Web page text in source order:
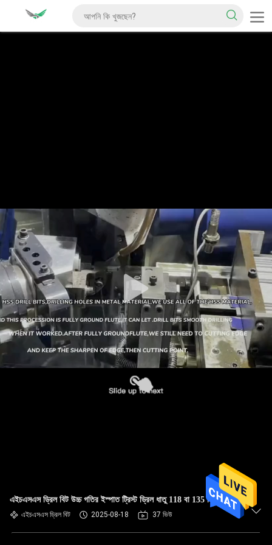
এইচএসএস ড্রিল বিট উচ্চ গতির ইস্পাত ট্রিস্ট ড্রিল ধাতু 118 বা 135 ডিগ্রী জন্য
এইচএসএস ড্রিল বিট 2025-08-18 37 ভিউ